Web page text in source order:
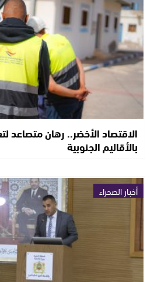
الاقتصاد الأخضر.. رهان متصاعد
بالأقاليم الجنوبية
أخبار الصحراء